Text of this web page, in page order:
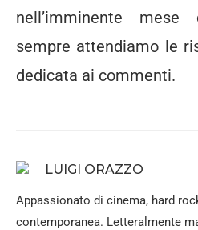
nell’imminente
sempre attendiamo le
dedicata ai commenti.
LUIGI ORAZZO
Appassionato di cinema, hard
contemporanea. Letteralmente